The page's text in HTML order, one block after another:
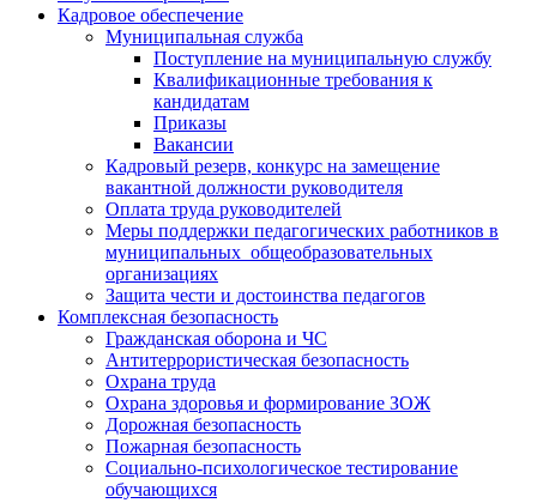
Кадровое обеспечение
Муниципальная служба
Поступление на муниципальную службу
Квалификационные требования к
кандидатам
Приказы
Вакансии
Кадровый резерв, конкурс на замещение
вакантной должности руководителя
Оплата труда руководителей
Меры поддержки педагогических работников в
муниципальных общеобразовательных
организациях
Защита чести и достоинства педагогов
Комплексная безопасность
Гражданская оборона и ЧС
Антитеррористическая безопасность
Охрана труда
Охрана здоровья и формирование ЗОЖ
Дорожная безопасность
Пожарная безопасность
Социально-психологическое тестирование
обучающихся